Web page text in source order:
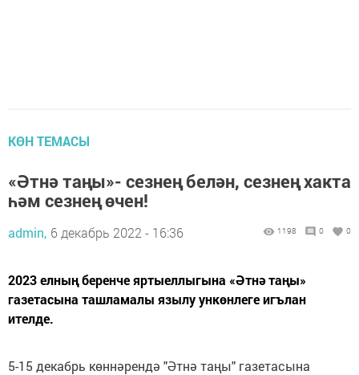
КӨН ТЕМАСЫ
«Әтнә таңы»- сезнең белән, сезнең хакта
һәм сезнең өчен!
admin, 6 декабрь 2022 - 16:36 1198 0 0
2023 елның беренче яртыеллыгына «Әтнә таңы»
газетасына ташламалы язылу ункөнлеге игълан
ителде.
5-15 декабрь көннәрендә "Әтнә таңы" газетасына